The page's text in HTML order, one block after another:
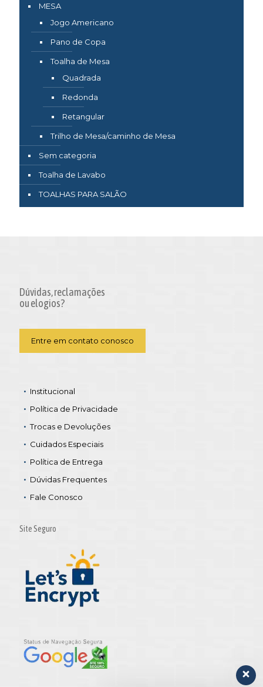
MESA
Jogo Americano
Pano de Copa
Toalha de Mesa
Quadrada
Redonda
Retangular
Trilho de Mesa/caminho de Mesa
Sem categoria
Toalha de Lavabo
TOALHAS PARA SALÃO
Dúvidas, reclamações
ou elogios?
Entre em contato conosco
Institucional
Política de Privacidade
Trocas e Devoluções
Cuidados Especiais
Política de Entrega
Dúvidas Frequentes
Fale Conosco
Site Seguro